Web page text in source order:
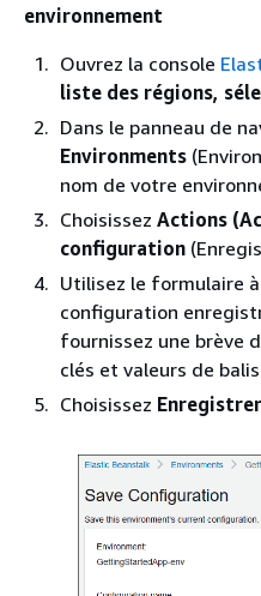
environnement
Ouvrez la console
liste des régions,
Dans le panneau de
Environments
nom de votre
Choisissez Actions
configuration
Utilisez le formulaire
configuration
fournissez une brève
clés et valeurs de
Choisissez Enregistrer